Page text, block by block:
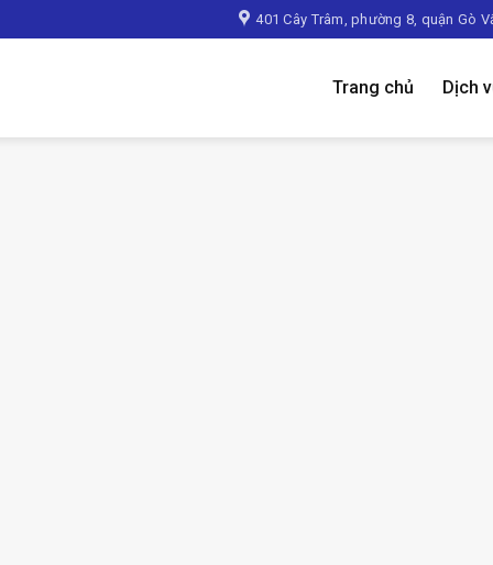
401 Cây Trâm, phường 8, quận Gò
Trang chủ Dịch